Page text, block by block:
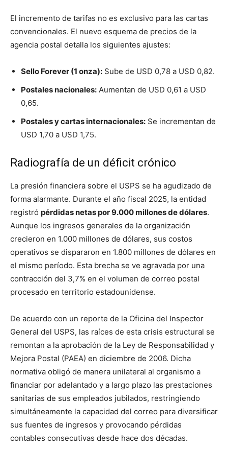
El incremento de tarifas no es exclusivo para las cartas
convencionales. El nuevo esquema de precios de la
agencia postal detalla los siguientes ajustes:
Sello Forever (1 onza): Sube de USD 0,78 a USD 0,82.
Postales nacionales: Aumentan de USD 0,61 a USD
0,65.
Postales y cartas internacionales: Se incrementan de
USD 1,70 a USD 1,75.
Radiografía de un déficit crónico
La presión financiera sobre el USPS se ha agudizado de
forma alarmante. Durante el año fiscal 2025, la entidad
registró pérdidas netas por 9.000 millones de dólares.
Aunque los ingresos generales de la organización
crecieron en 1.000 millones de dólares, sus costos
operativos se dispararon en 1.800 millones de dólares en
el mismo período. Esta brecha se ve agravada por una
contracción del 3,7% en el volumen de correo postal
procesado en territorio estadounidense.
De acuerdo con un reporte de la Oficina del Inspector
General del USPS, las raíces de esta crisis estructural se
remontan a la aprobación de la Ley de Responsabilidad y
Mejora Postal (PAEA) en diciembre de 2006. Dicha
normativa obligó de manera unilateral al organismo a
financiar por adelantado y a largo plazo las prestaciones
sanitarias de sus empleados jubilados, restringiendo
simultáneamente la capacidad del correo para diversificar
sus fuentes de ingresos y provocando pérdidas
contables consecutivas desde hace dos décadas.